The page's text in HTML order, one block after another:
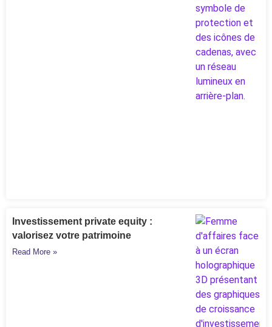
Investissement private equity :
valorisez votre patrimoine
Read More »